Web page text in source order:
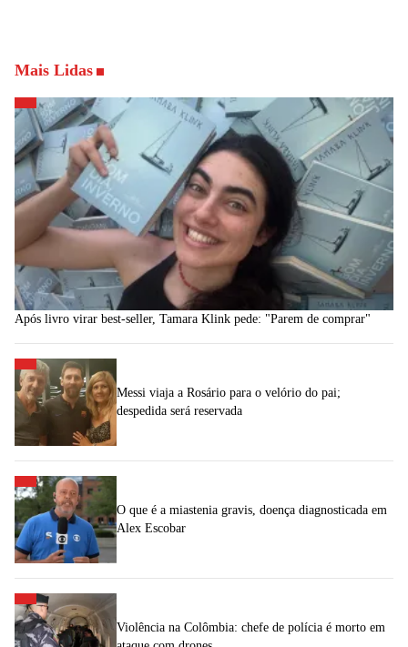
Mais Lidas
Após livro virar best-seller, Tamara Klink pede: "Parem de comprar"
Messi viaja a Rosário para o velório do pai;
despedida será reservada
O que é a miastenia gravis, doença diagnosticada em
Alex Escobar
Violência na Colômbia: chefe de polícia é morto em